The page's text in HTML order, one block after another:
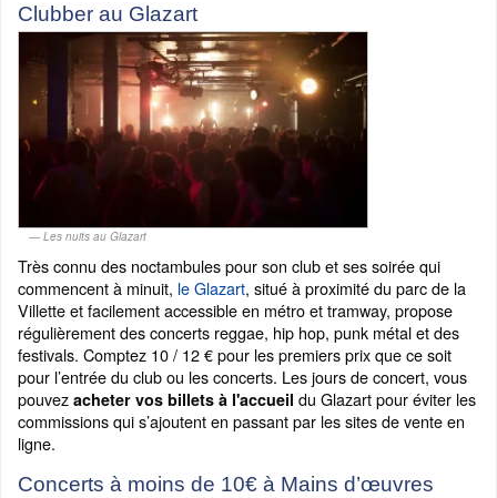
Clubber au Glazart
Les nuits au Glazart
Très connu des noctambules pour son club et ses soirée qui
commencent à minuit, le Glazart, situé à proximité du parc de la
Villette et facilement accessible en métro et tramway, propose
régulièrement des concerts reggae, hip hop, punk métal et des
festivals. Comptez 10 / 12 € pour les premiers prix que ce soit
pour l’entrée du club ou les concerts. Les jours de concert, vous
pouvez acheter vos billets à l'accueil du Glazart pour éviter les
commissions qui s’ajoutent en passant par les sites de vente en
ligne.
Concerts à moins de 10€ à Mains d’œuvres